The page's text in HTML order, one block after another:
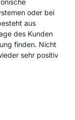
oder bei
aus
des Kunden
finden. Nicht
sehr positiv